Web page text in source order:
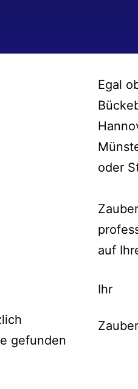
gefunden
Egal
oder
auf
Ihr